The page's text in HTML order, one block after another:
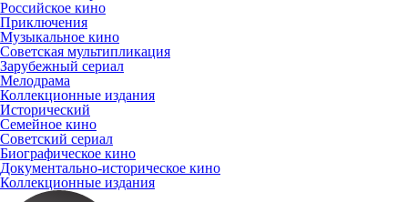
Российское кино
Приключения
Музыкальное кино
Советская мультипликация
Зарубежный сериал
Мелодрама
Коллекционные издания
Исторический
Семейное кино
Советский сериал
Биографическое кино
Документально-историческое кино
Коллекционные издания